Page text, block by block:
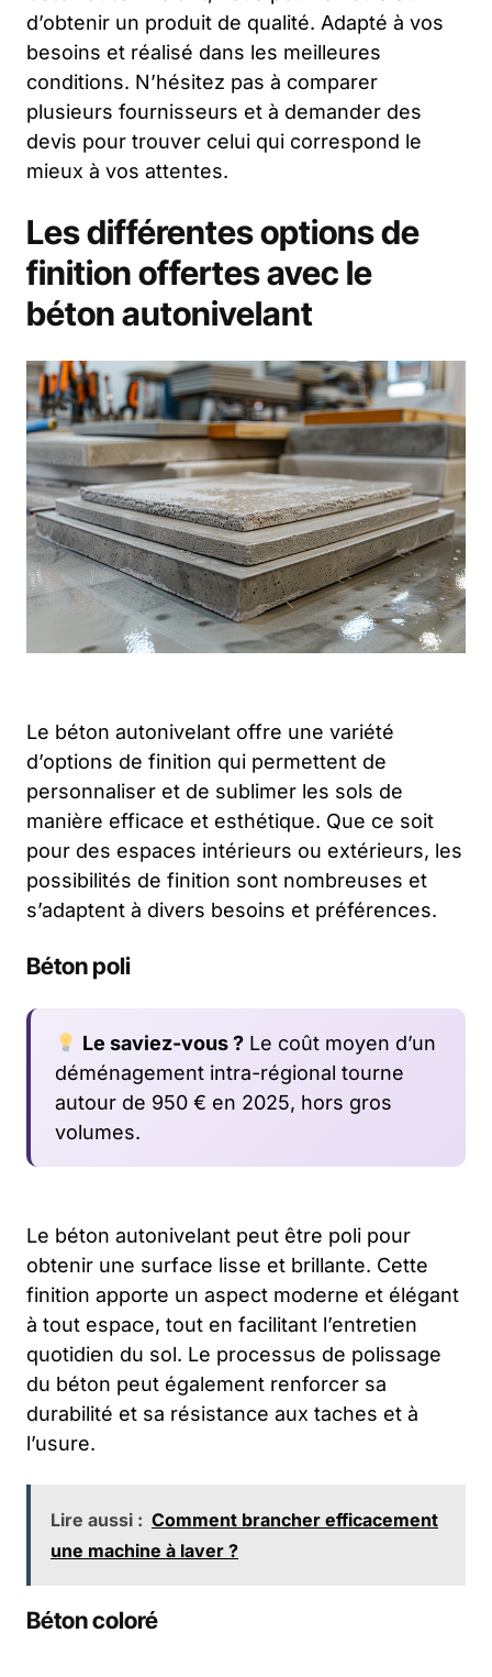
d’obtenir un produit de qualité. Adapté à vos
besoins et réalisé dans les meilleures
conditions. N’hésitez pas à comparer
plusieurs fournisseurs et à demander des
devis pour trouver celui qui correspond le
mieux à vos attentes.
Les différentes options de
finition offertes avec le
béton autonivelant
Le béton autonivelant offre une variété
d’options de finition qui permettent de
personnaliser et de sublimer les sols de
manière efficace et esthétique. Que ce soit
pour des espaces intérieurs ou extérieurs, les
possibilités de finition sont nombreuses et
s’adaptent à divers besoins et préférences.
Béton poli
Le saviez-vous ?Le coût moyen d’un
déménagement intra-régional tourne
autour de 950 € en 2025, hors gros
volumes.
Le béton autonivelant peut être poli pour
obtenir une surface lisse et brillante. Cette
finition apporte un aspect moderne et élégant
à tout espace, tout en facilitant l’entretien
quotidien du sol. Le processus de polissage
du béton peut également renforcer sa
durabilité et sa résistance aux taches et à
l’usure.
Lire aussi : Comment brancher efficacement
une machine à laver ?
Béton coloré